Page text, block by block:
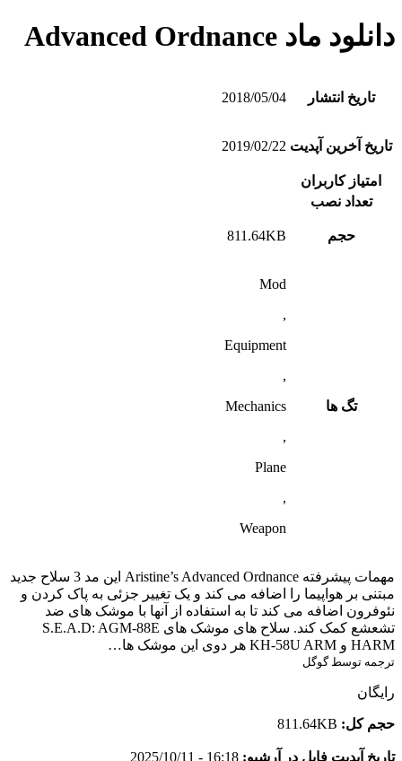
دانلود ماد Advanced Ordnance
تاریخ انتشار 2018/05/04
تاریخ آخرین آپدیت 2019/02/22
امتیاز کاربران
تعداد نصب
حجم 811.64KB
تگ ها
Mod
,
Equipment
,
Mechanics
,
Plane
,
Weapon
مهمات پیشرفته Aristine’s Advanced Ordnance این مد 3 سلاح جدید
مبتنی بر هواپیما را اضافه می کند و یک تغییر جزئی به پاک کردن و
نئوفرون اضافه می کند تا به استفاده از آنها با موشک های ضد
تشعشع کمک کند. سلاح های موشک های S.E.A.D: AGM-88E
HARM و KH-58U ARM هر دوی این موشک ها…
ترجمه توسط گوگل
رایگان
حجم کل: 811.64KB
تاریخ آپدیت فایل در آرشیو: 16:18 - 2025/10/11